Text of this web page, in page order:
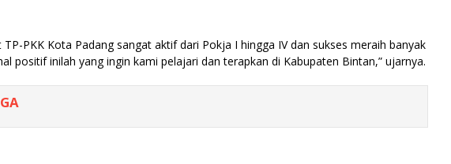
TP-PKK Kota Padang sangat aktif dari Pokja I hingga IV dan sukses meraih banyak
positif inilah yang ingin kami pelajari dan terapkan di Kabupaten Bintan,” ujarnya.